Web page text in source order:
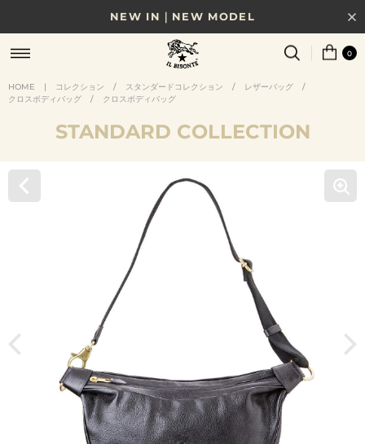
NEW IN｜NEW MODEL
8/17(月)10時まで｜税込11,000円以上で送料無料
贈る相手やシーンから選べる、新しいギフトガイド
0
HOME | コレクション / スタンダードコレクション / レザーバッグ
/
クロスボディバッグ
/ クロスボディバッグ
STANDARD COLLECTION